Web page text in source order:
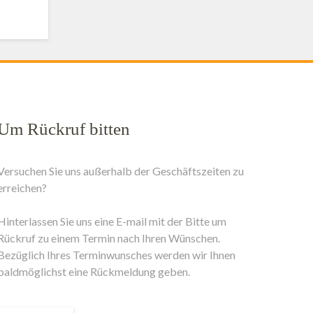
Rückruf bitten
Sie uns außerhalb der Geschäftszeiten zu
Sie uns eine E-mail mit der Bitte um
zu einem Termin nach Ihren Wünschen.
Ihres Terminwunsches werden wir Ihnen
eine Rückmeldung geben.